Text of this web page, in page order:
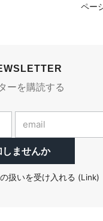
ペー
ーを購読する
しませんか
扱いを受け入れる (Link)